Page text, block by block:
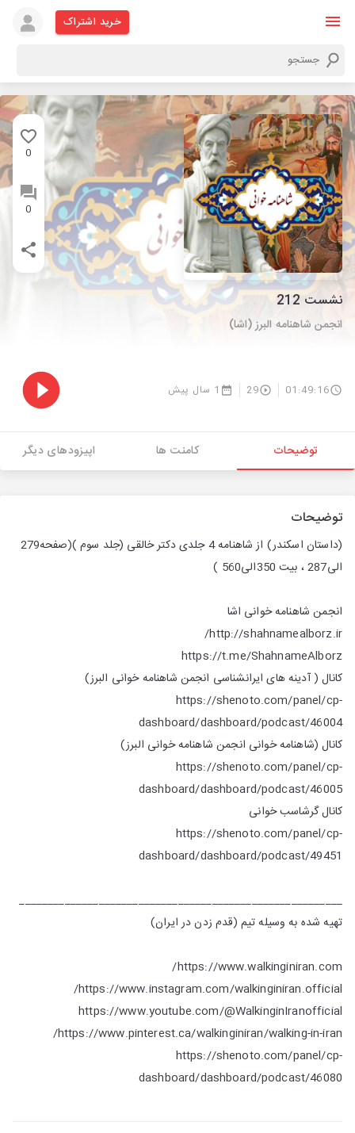
خرید اشتراک
0
0
نشست 212
انجمن شاهنامه البرز (اشا)
01:49:16
29 1 سال پیش
توضیحات کامنت ها اپیزودهای دیگر
توضیحات
(داستان اسکندر)
از شاهنامه 4 جلدی دکتر خالقی (جلد سوم )(صفحه279
الی287 ، بیت 350الی560 )
انجمن شاهنامه خوانی اشا
http://shahnamealborz.ir/
https://t.me/ShahnameAlborz
کانال ( آدینه های ایرانشناسی انجمن شاهنامه خوانی البرز)
https://shenoto.com/panel/cp-
dashboard/dashboard/podcast/46004
کانال (شاهنامه خوانی انجمن شاهنامه خوانی البرز)
https://shenoto.com/panel/cp-
dashboard/dashboard/podcast/46005
کانال گرشاسب خوانی
https://shenoto.com/panel/cp-
dashboard/dashboard/podcast/49451
_________________________________________________________
تهیه شده به وسیله تیم (قدم زدن در ایران)
https://www.walkinginiran.com/
https://www.instagram.com/walkinginiran.official/
https://www.youtube.com/@WalkinginIranofficial
https://www.pinterest.ca/walkinginiran/walking-in-iran/
https://shenoto.com/panel/cp-
dashboard/dashboard/podcast/46080